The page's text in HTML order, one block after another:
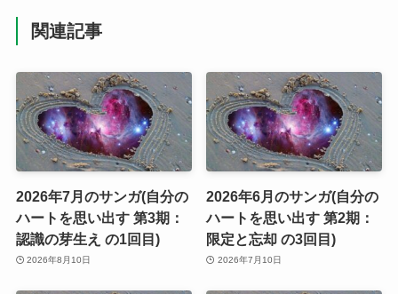
関連記事
2026年7月のサンガ(自分の
ハートを思い出す 第3期：
認識の芽生え の1回目)
2026年8月10日
2026年6月のサンガ(自分の
ハートを思い出す 第2期：
限定と忘却 の3回目)
2026年7月10日